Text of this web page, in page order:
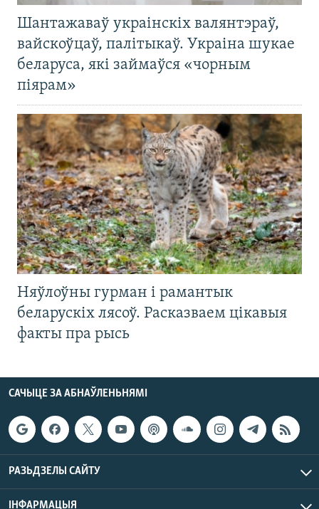
Шантажаваў украінскіх валянтэраў,
вайскоўцаў, палітыкаў. Украіна шукае
беларуса, які займаўся «чорным
піярам»
Няўлоўны гурман і рамантык
беларускіх лясоў. Расказваем цікавыя
факты пра рысь
САЧЫЦЕ ЗА АБНАЎЛЕНЬНЯМІ
РАЗЬДЗЕЛЫ САЙТУ
ІНФАРМАЦЫЯ